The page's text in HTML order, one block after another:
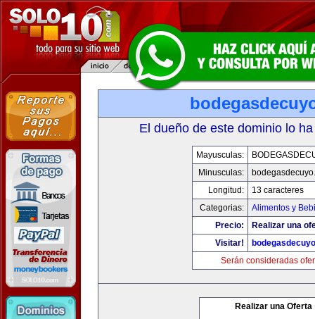
El dueño de este dominio lo
Mayusculas:
Minusculas:
Longitud:
13 caracteres
Categorias:
Alimentos y
Precio:
Realizar una
Visitar!
Serán consideradas
Realizar una Oferta